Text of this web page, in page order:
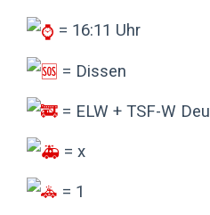
= 16:11 Uhr
= Dissen
= ELW + TSF-W
= x
= 1